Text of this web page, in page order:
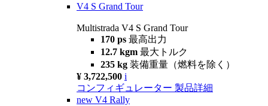
V4 S Grand Tour
Multistrada V4 S Grand Tour
170 ps 最高出力
12.7 kgm 最大トルク
235 kg 装備重量（燃料を除く）
¥ 3,722,500 i
コンフィギュレーター 製品詳細
new V4 Rally